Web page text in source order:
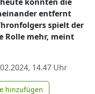
entfernt
spielt der
Rolle mehr, meint
14.47 Uhr
hinzufügen